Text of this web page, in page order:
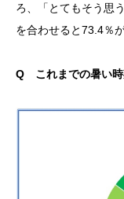
ろ、「とてもそう思
を合わせると73.4％
Q これまでの暑い時